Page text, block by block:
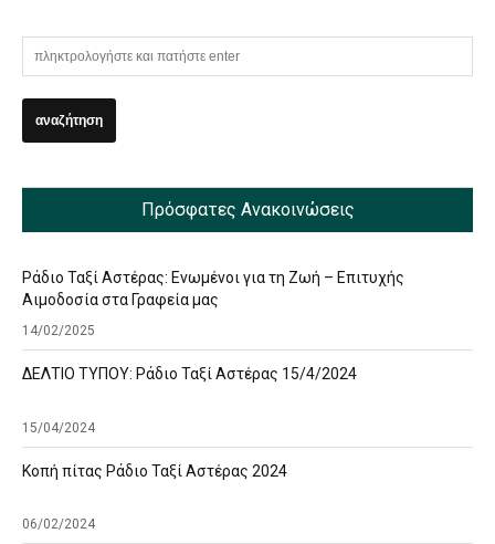
Πρόσφατες Ανακοινώσεις
Ράδιο Ταξί Αστέρας: Ενωμένοι για τη Ζωή – Επιτυχής
Αιμοδοσία στα Γραφεία μας
14/02/2025
ΔΕΛΤΙΟ ΤΥΠΟΥ: Ράδιο Ταξί Αστέρας 15/4/2024
15/04/2024
Κοπή πίτας Ράδιο Ταξί Αστέρας 2024
06/02/2024